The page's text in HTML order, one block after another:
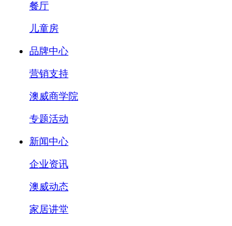
餐厅
儿童房
品牌中心
营销支持
澳威商学院
专题活动
新闻中心
企业资讯
澳威动态
家居讲堂